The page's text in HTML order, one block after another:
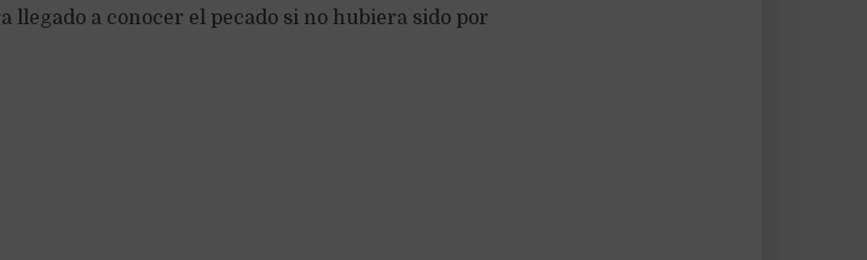
a conocer el pecado si no hubiera sido por